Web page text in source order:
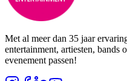
Met al meer dan 35 jaar
entertainment, artiesten,
evenement passen!